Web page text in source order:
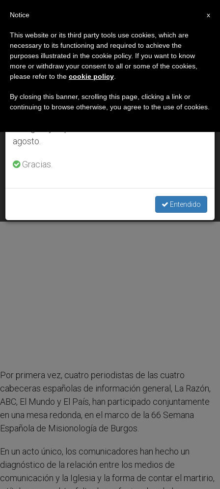
DÍA
Julio 10th, 2013
ÚLTIMAS NOTICIAS
¿Cómo contar el martirio de los misioneros? Tarea
JUL 10, 2013 00:00
Por primera vez, cuatro periodistas de las cuatro
cabeceras españolas de información general, La Razón,
ABC, El Mundo y El País, han participado conjuntamente
en una mesa redonda, en el marco de la 66 Semana
Española de Misionología de Burgos.
En un acto único, los comunicadores han hecho un
diagnóstico de la relación entre los medios de
comunicación y la Iglesia y la forma de contar el martirio,
×
Aviso importante
Del 27 de julio al 7 de agosto haremos la pausa
anual, aprovechando que en el periodo de verano
se generan menos informaciones y también el
agosto.
Gracias.
Entendido
x
Notice
This website or its third party tools use cookies, which are
necessary to its functioning and required to achieve the
purposes illustrated in the cookie policy. If you want to know
more or withdraw your consent to all or some of the cookies,
please refer to the cookie policy
By closing this banner, scrolling this page, clicking a link or
continuing to browse otherwise, you agree to the use of cookies.